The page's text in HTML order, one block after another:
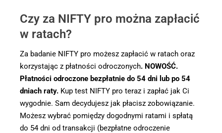
Czy za NIFTY pro można zapłacić
w ratach?
Za badanie NIFTY pro możesz zapłacić w ratach oraz
korzystając z płatności odroczonych. NOWOŚĆ.
Płatności odroczone bezpłatnie do 54 dni lub po 54
dniach raty. Kup test NIFTY pro teraz i zapłać jak Ci
wygodnie. Sam decydujesz jak płacisz zobowiązanie.
Możesz wybrać pomiędzy dogodnymi ratami i spłatą
do 54 dni od transakcji (bezpłatne odroczenie